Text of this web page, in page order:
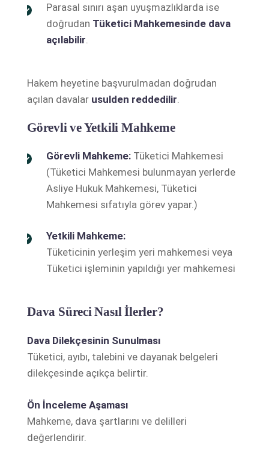
Parasal sınırı aşan uyuşmazlıklarda ise
doğrudan Tüketici Mahkemesinde dava
açılabilir
Hakem heyetine başvurulmadan doğrudan
açılan davalar usulden reddedilir
Görevli ve Yetkili Mahkeme
Görevli Mahkeme: Tüketici Mahkemesi
(Tüketici Mahkemesi bulunmayan yerlerde
Asliye Hukuk Mahkemesi, Tüketici
Mahkemesi sıfatıyla görev yapar.)
Yetkili Mahkeme:
Tüketicinin yerleşim yeri mahkemesi veya
Tüketici işleminin yapıldığı yer mahkemesi
Dava Süreci Nasıl İlerler?
Dava Dilekçesinin Sunulması
Tüketici, ayıbı, talebini ve dayanak belgeleri
dilekçesinde açıkça belirtir.
Ön İnceleme Aşaması
Mahkeme, dava şartlarını ve delilleri
değerlendirir.